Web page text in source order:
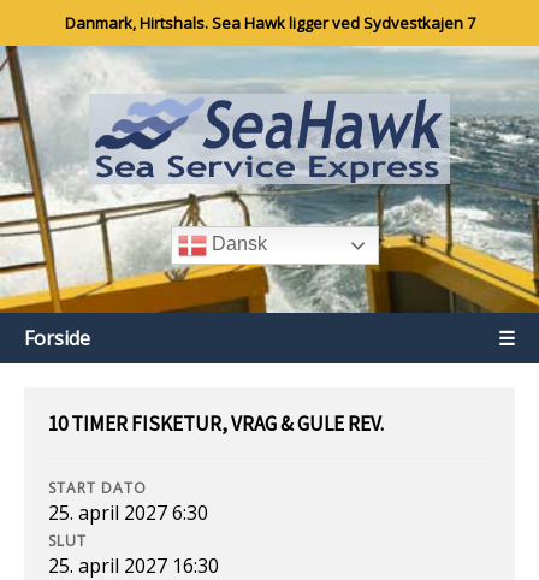
Danmark, Hirtshals. Sea Hawk ligger ved Sydvestkajen 7
Dansk
Forside ☰
10 TIMER FISKETUR, VRAG & GULE REV.
START DATO
25. april 2027 6:30
SLUT
25. april 2027 16:30